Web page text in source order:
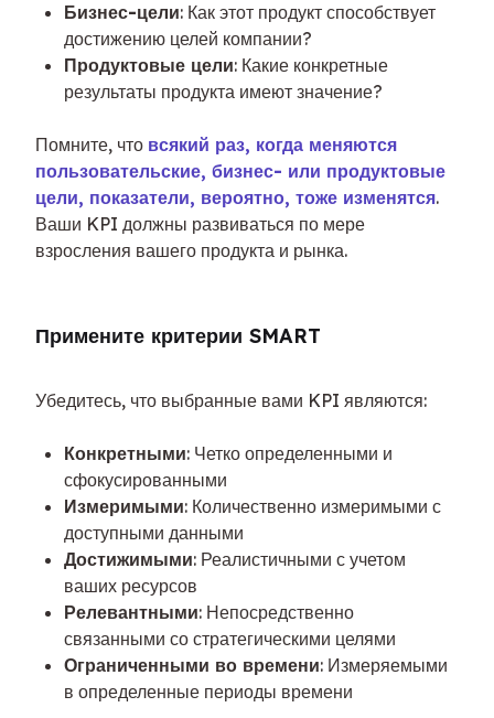
Бизнес-цели: Как этот продукт способствует
достижению целей компании?
Продуктовые цели: Какие конкретные
результаты продукта имеют значение?
Помните, что всякий раз, когда меняются
пользовательские, бизнес- или продуктовые
цели, показатели, вероятно, тоже изменятся.
Ваши KPI должны развиваться по мере
взросления вашего продукта и рынка.
Примените критерии SMART
Убедитесь, что выбранные вами KPI являются:
Конкретными: Четко определенными и
сфокусированными
Измеримыми: Количественно измеримыми с
доступными данными
Достижимыми: Реалистичными с учетом
ваших ресурсов
Релевантными: Непосредственно
связанными со стратегическими целями
Ограниченными во времени: Измеряемыми
в определенные периоды времени